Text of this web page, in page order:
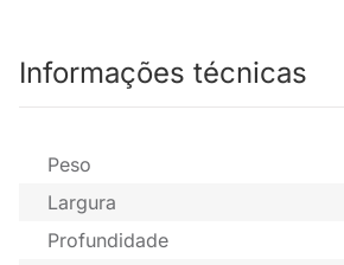
Informações técnicas
Peso
Largura
Profundidade